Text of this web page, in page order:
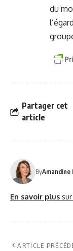
du
Partager cet
article
ByAmandine
En savoir plus
ARTICLE